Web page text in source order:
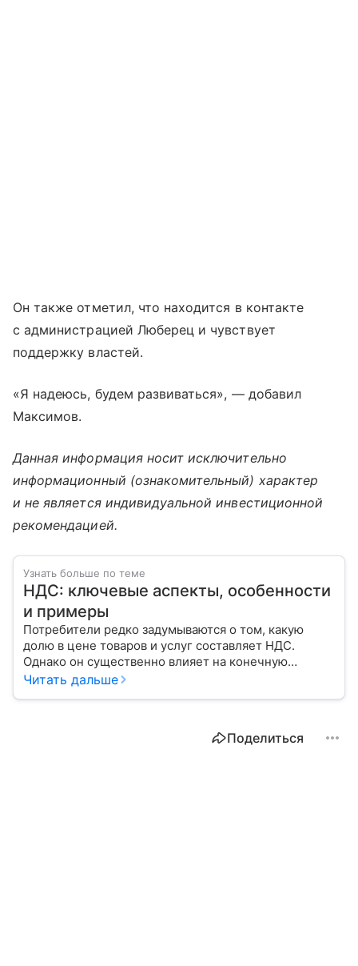
Он также отметил, что находится в контакте
с администрацией Люберец и чувствует
поддержку властей.
«Я надеюсь, будем развиваться», — добавил
Максимов.
Данная информация носит исключительно
информационный (ознакомительный) характер
и не является индивидуальной инвестиционной
рекомендацией.
Узнать больше по теме
НДС: ключевые аспекты, особенности
и примеры
Потребители редко задумываются о том, какую
долю в цене товаров и услуг составляет НДС.
Однако он существенно влияет на конечную
стоимость покупок. Рассмотрим основы, примеры
Читать дальше
Поделиться